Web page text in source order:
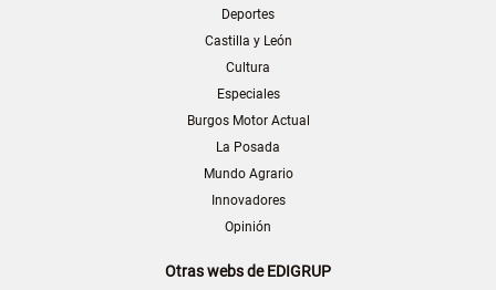
Deportes
Castilla y León
Cultura
Especiales
Burgos Motor Actual
La Posada
Mundo Agrario
Innovadores
Opinión
Otras webs de EDIGRUP